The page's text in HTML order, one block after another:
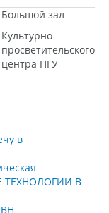
Большой зал
Культурно-
просветительского
центра ПГУ
в
ТЕХНОЛОГИИ В